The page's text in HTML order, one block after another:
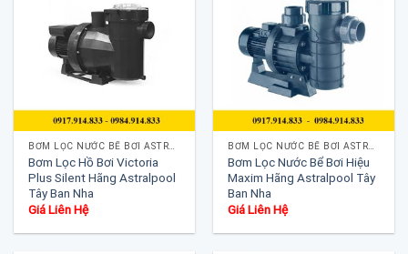
Bơm Lọc Hồ Bơi Victoria
Plus Silent Hãng Astralpool
Tây Ban Nha
Giá Liên Hệ
Bơm Lọc Nước Bể Bơi Hiệu
Maxim Hãng Astralpool Tây
Ban Nha
Giá Liên Hệ